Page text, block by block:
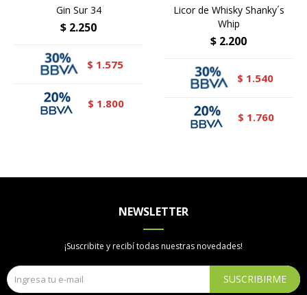
Gin Sur 34
$ 2.250
$ 1.575
$ 1.800
Licor de Whisky Shanky´s
Whip
$ 2.200
$ 1.540
$ 1.760
NEWSLETTER
¡Suscribite y recibí todas nuestras novedades!
SUSCRIBIRME